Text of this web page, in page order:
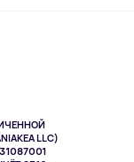
LLC)